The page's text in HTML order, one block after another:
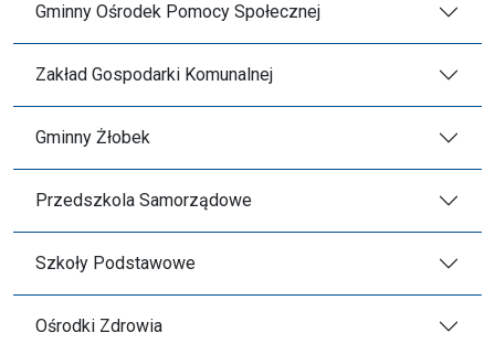
Gminny Ośrodek Pomocy Społecznej
Zakład Gospodarki Komunalnej
Gminny Żłobek
Przedszkola Samorządowe
Szkoły Podstawowe
Ośrodki Zdrowia